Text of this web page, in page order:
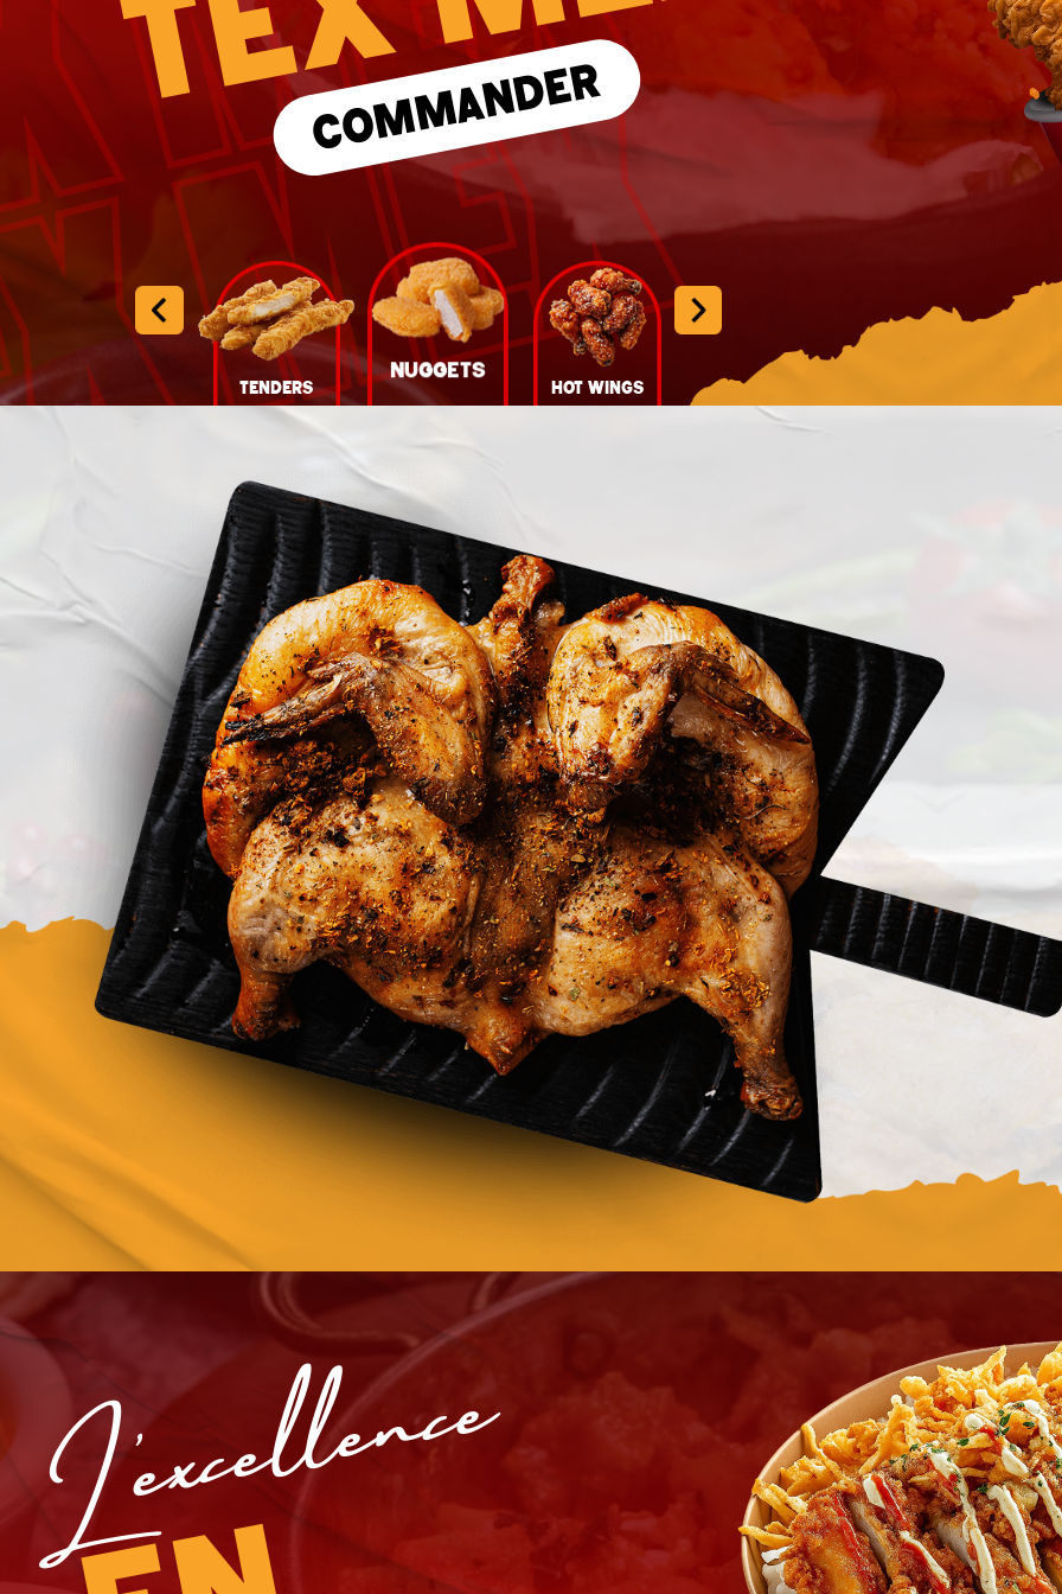
Programme De Fidélité
Avis
Mon Compte
Notre Restaurant
Zones de Livraison
COMMANDER
Hot Wings
Tenders
Nuggets
Hot Wings
Tenders
L’excellence